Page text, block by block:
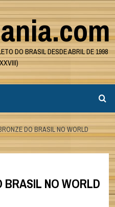
DO BRASIL DESDE ABRIL DE 1998
DO BRASIL NO WORLD
BRASIL NO WORLD